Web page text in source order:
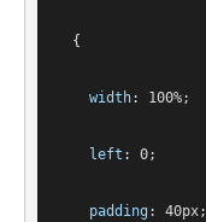
  {
width: 100%;
left : 0;
padding: 40px;